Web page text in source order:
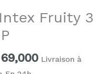
Fruity 3
69,000 Livraison à